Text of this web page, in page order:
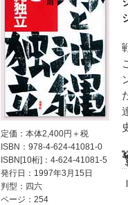
定価：本体2,400円＋税
ISBN：978-4-624-41081-0
ISBN[10桁]：4-624-41081-5
発行日：1997年3月15日
判型：四六
ページ：254